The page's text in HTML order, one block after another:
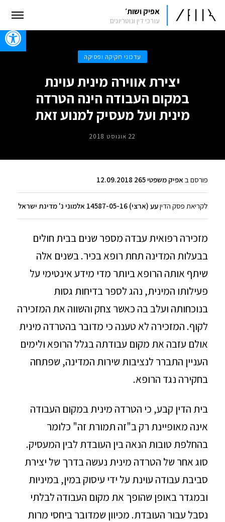
אפיק ושות׳
עורכי דין ונוטריונים
עדכוני חקיקה ופסיקה
יצירת אווירה מינית עוינת
במקום העבודה הינה הטרדה
מינית ועל מעסיק למנוע זאת
22 אוגוסט 2018
פורסם ב אפיק משפטי 265 12.09.2018
לקריאת פסק הדיןעע (ארצי) 14587-05-16 אלמוני נ' מדינת ישראל
מזכירה רפואית עבדה מספר שנים בבית חולים
בבעלות המדינה תחת רופא בכיר. בשנים אלה
שיתף אותה הרופא ביותר מדי מידע אינטימי על
פעילותו המינית, נהג לספר בדיחות גסות
בנוכחותה ועלב בה כאשר צחק והשווה את המזכירה
לקוף. המזכירה לא טענה כי מדובר בהטרדה מינית
אולם עזבה את מקום עבודתה בגלל הרופא ולימים
העניין התברר לנציבות שירות המדינה, שפתחה
בחקירה נגד הרופא.
בית הדין קבע, כי הטרדה מינית במקום העבודה
אינה מאופיינת רק ב"זה תמורת זה" כלומר
בהחלפת טובות הנאה בין העובדת לבין המעסיק.
סוג אחר של הטרדה מינית נעשה בדרך של יצירת
סביבת עבודה עוינת על ידי עיסוק במין, במיניות
ובמגדר באופן שהופך את מקום העבודה לבלתי
נסבל עבור העובדת. מכיוון שמדובר ביחסי מרות